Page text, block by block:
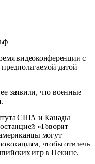
видеоконференции с
датой
заявили, что военные
США и Канады
«Говорит
могут
чтобы отвлечь
игр в Пекине.